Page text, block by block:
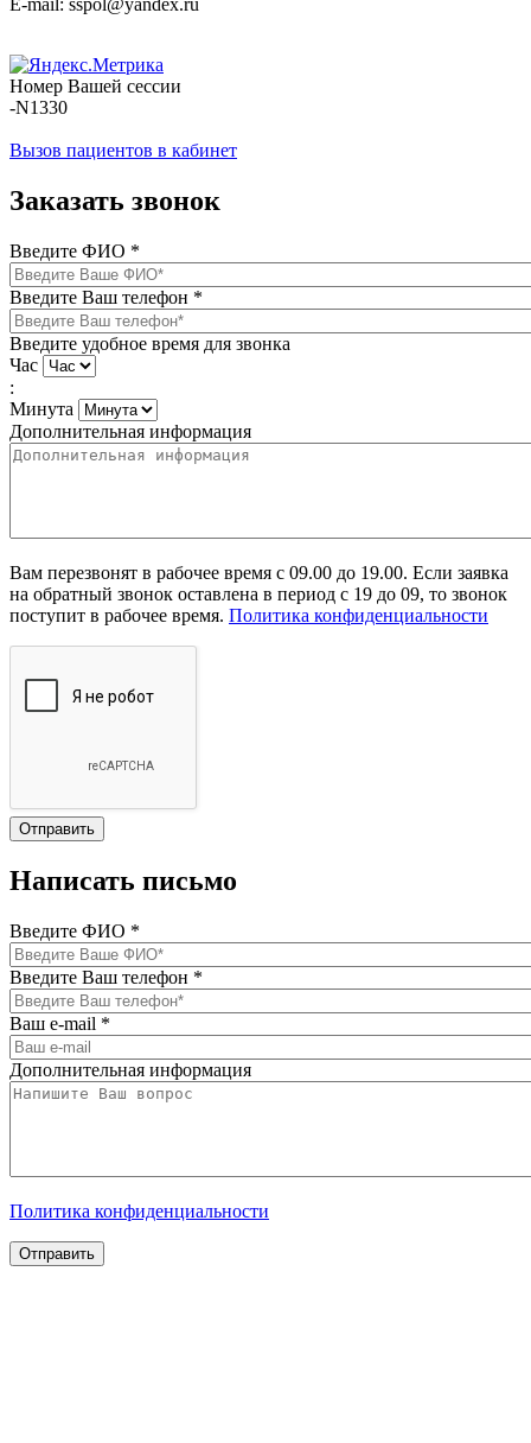
E-mail: sspol@yandex.ru
Номер Вашей сессии
-N1330
Вызов пациентов в кабинет
Заказать звонок
Введите ФИО *
Введите Ваш телефон *
Введите удобное время для звонка
Час
:
Минута
Дополнительная информация
Вам перезвонят в рабочее время с 09.00 до 19.00. Если заявка
на обратный звонок оставлена в период с 19 до 09, то звонок
поступит в рабочее время. Политика конфиденциальности
Написать письмо
Введите ФИО *
Введите Ваш телефон *
Ваш e-mail *
Дополнительная информация
Политика конфиденциальности